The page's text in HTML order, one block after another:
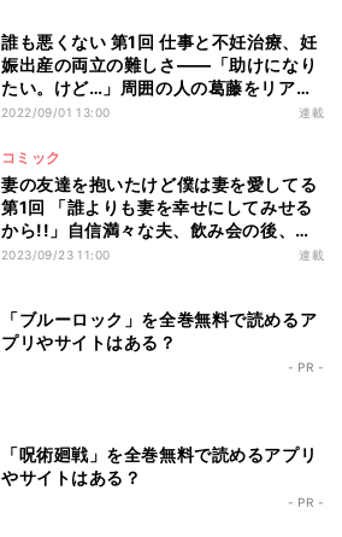
誰も悪くない 第1回 仕事と不妊治療、妊
娠出産の両立の難しさ――「助けになり
たい。けど…」周囲の人の葛藤をリアル
に描いた体験談
2022/09/01 13:00 連載
コミック
妻の友達を抱いたけど僕は妻を愛してる
第1回 「誰よりも妻を幸せにしてみせる
から!!」自信満々な夫、飲み会の後、ベ
ッドの隣には…
2023/09/23 11:00 連載
「ブルーロック」を全巻無料で読めるア
プリやサイトはある？
- PR -
「呪術廻戦」を全巻無料で読めるアプリ
やサイトはある？
- PR -